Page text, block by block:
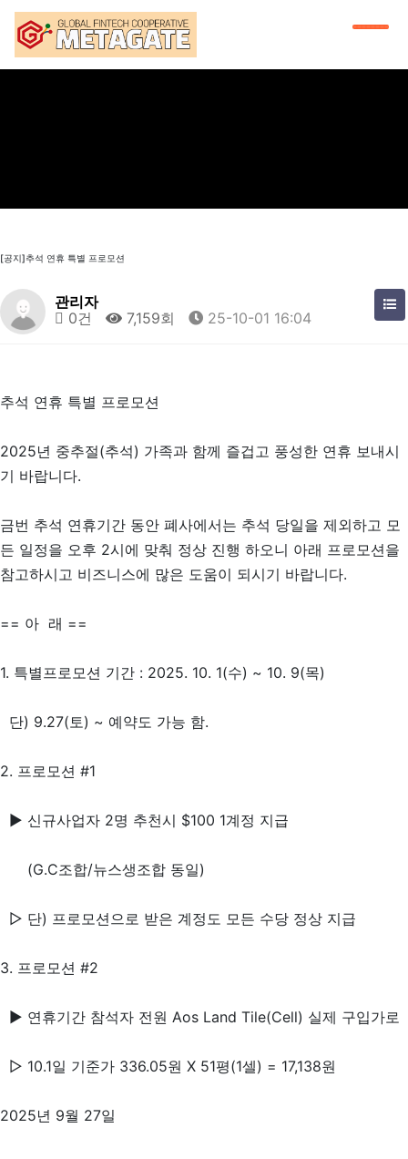
[공지]추석 연휴 특별 프로모션
관리자
0건
7,159회 25-10-01 16:04
추석 연휴 특별 프로모션
2025년 중추절(추석) 가족과 함께 즐겁고 풍성한 연휴 보내시
기 바랍니다.
금번 추석 연휴기간 동안 폐사에서는 추석 당일을 제외하고 모
든 일정을 오후 2시에 맞춰 정상 진행 하오니 아래 프로모션을
참고하시고 비즈니스에 많은 도움이 되시기 바랍니다.
== 아 래 ==
1. 특별프로모션 기간 : 2025. 10. 1(수) ~ 10. 9(목)
단) 9.27(토) ~ 예약도 가능 함.
2. 프로모션 #1
▶ 신규사업자 2명 추천시 $100 1계정 지급
(G.C조합/뉴스생조합 동일)
▷ 단) 프로모션으로 받은 계정도 모든 수당 정상 지급
3. 프로모션 #2
▶ 연휴기간 참석자 전원 Aos Land Tile(Cell) 실제 구입가로
▷ 10.1일 기준가 336.05원 X 51평(1셀) = 17,138원
2025년 9월 27일